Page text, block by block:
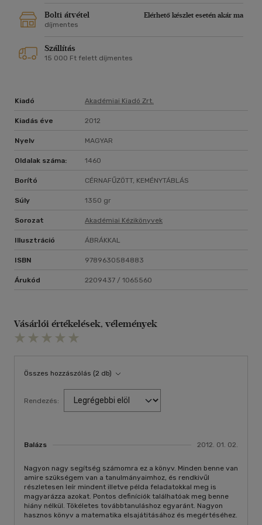
intézményekben tanulóknak kíván segítséget nyújtani. Az
egyes fejezeteken belül részletesen kidolgozott mintapéldák
áttanulmányozása nagyban hozzájárulhat az elméleti
problémák mélyebb megértéséhez. A könyv a szokásosnál
matematikaoktatás egyik fontos, korábban kissé elhanyagolt
Bolti átvétel
Elérhető készlet esetén akár ma
díjmentes
Szállítás
15 000 Ft felett díjmentes
Kiadó Akadémiai Kiadó Zrt.
Kiadás éve 2012
Nyelv MAGYAR
Oldalak száma: 1460
Borító CÉRNAFŰZÖTT, KEMÉNYTÁBLÁS
Súly 1350 gr
Sorozat Akadémiai Kézikönyvek
Illusztráció ÁBRÁKKAL
ISBN 9789630584883
Árukód 2209437 / 1065560
Vásárlói értékelések, vélemények
Összes hozzászólás (2 db)
Rendezés:
Balázs 2012. 01. 02.
Nagyon nagy segítség számomra ez a könyv. Minden benne van
amire szükségem van a tanulmányaimhoz, és rendkivűl
részletesen leír mindent illetve példa feladatokkal meg is
magyarázza azokat. Pontos definíciók találhatóak meg benne
hiány nélkül. Tökéletes továbbtanuláshoz egyaránt. Nagyon
hasznos könyv a matematika elsajátitásához és megértéséhez.